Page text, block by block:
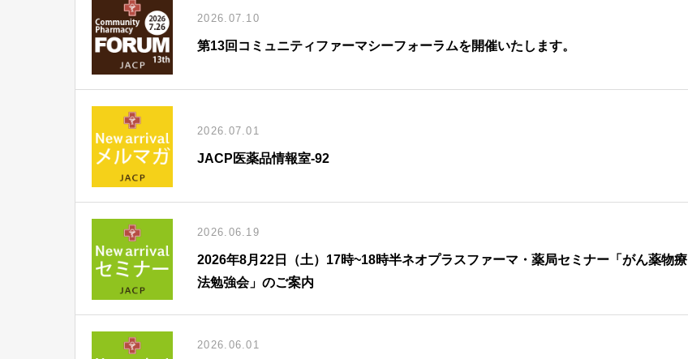
2026.07.10
第13回コミュニティファーマシーフォーラムを開催いたします。
2026.07.01
JACP医薬品情報室-92
2026.06.19
2026年8月22日（土）17時~18時半ネオプラスファーマ・薬局セミナー「がん薬物療
法勉強会」のご案内
2026.06.01